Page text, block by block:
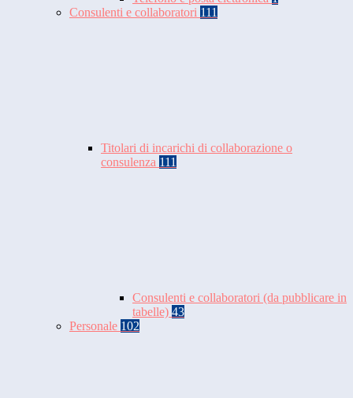
Consulenti e collaboratori 111
Titolari di incarichi di collaborazione o
consulenza 111
Consulenti e collaboratori (da pubblicare in
tabelle) 43
Personale 102